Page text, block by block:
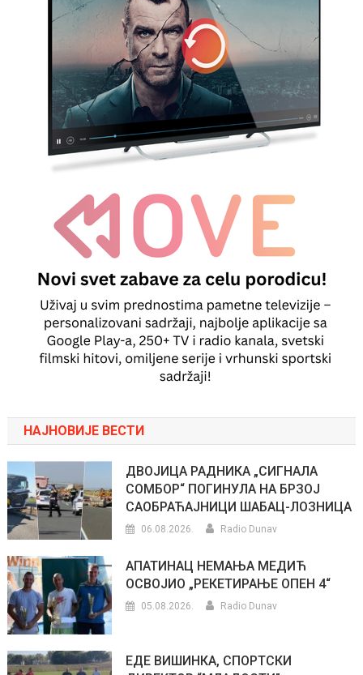
НАЈНОВИЈЕ ВЕСТИ
ДВОЈИЦА РАДНИКА „СИГНАЛА
СОМБОР“ ПОГИНУЛА НА БРЗОЈ
САОБРАЋАЈНИЦИ ШАБАЦ-ЛОЗНИЦА
06.08.2026. Radio Dunav
АПАТИНАЦ НЕМАЊА МЕДИЋ
ОСВОЈИО „РЕКЕТИРАЊЕ ОПЕН 4“
05.08.2026. Radio Dunav
ЕДЕ ВИШИНКА, СПОРТСКИ